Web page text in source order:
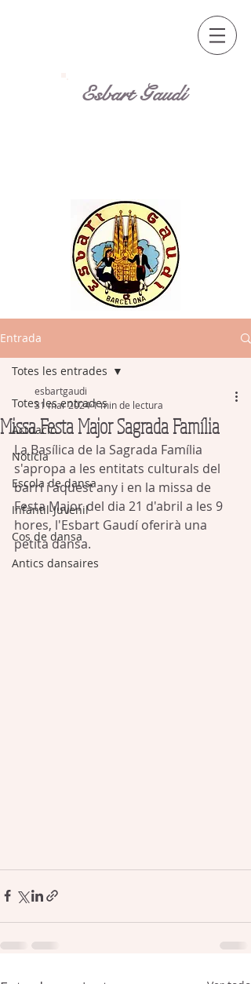
Esbart Gaudí
Entrada
Totes les entrades
Actuació
Notícia
Escola de dansa
Infantil-Juvenil
Cos de dansa
Antics dansaires
Totes les entrades
Missa Festa Major Sagrada Família
esbartgaudi
31 mar 20241 min de lectura
La Basílica de la Sagrada Família
s'apropa a les entitats culturals del
barri i aquest any i en la missa de
Festa Major del dia 21 d'abril a les 9
hores, l'Esbart Gaudí oferirà una
petita dansa.